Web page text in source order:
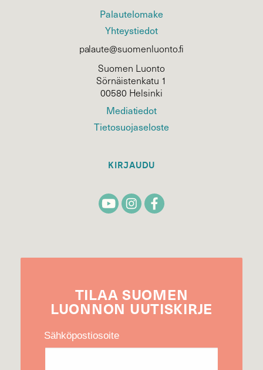
Palautelomake
Yhteystiedot
palaute@suomenluonto.fi
Suomen Luonto
Sörnäistenkatu 1
00580 Helsinki
Mediatiedot
Tietosuojaseloste
KIRJAUDU
TILAA SUOMEN
LUONNON UUTIS­KIRJE
Sähköpostiosoite